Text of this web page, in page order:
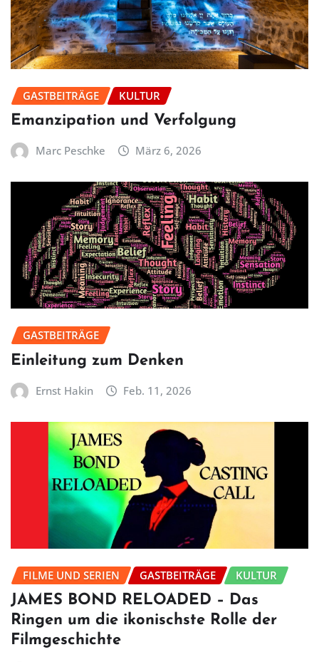
GASTBEITRÄGE KULTUR
Emanzipation und Verfolgung
Marc Peschke März 6, 2026
GASTBEITRÄGE
Einleitung zum Denken
Ernst Hakin Feb. 11, 2026
FILME UND SERIEN GASTBEITRÄGE KULTUR
JAMES BOND RELOADED – Das
Ringen um die ikonischste Rolle der
Filmgeschichte